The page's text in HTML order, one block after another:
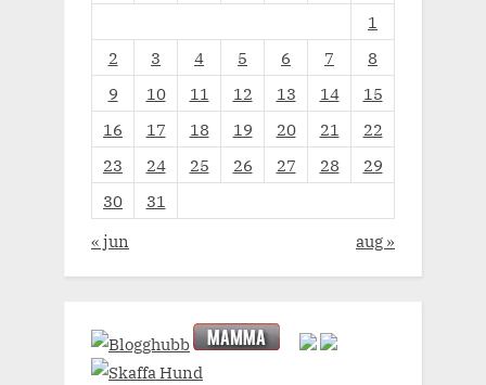
1
2
3 4 5 6 7
8
9
10 11 12 13 14
15
16
17 18 19 20 21
22
23
24 25 26 27 28
29
30
31
« jun
aug »